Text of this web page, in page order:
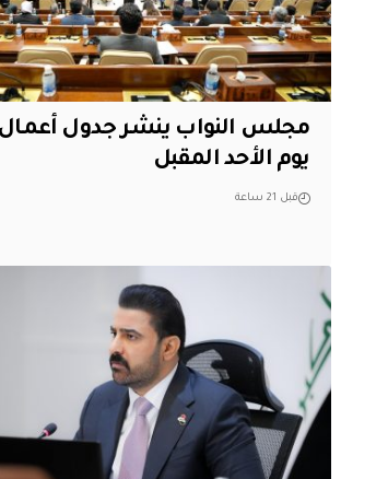
مجلس النواب ينشر جدول
يوم الأحد المقبل
قبل 21 ساعة